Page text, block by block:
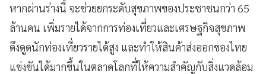
หากผ่านร่างนี้ จะช่วยยกระดับสุขภาพของประชาชนกว่า 65
ล้านคน เพิ่มรายได้จากการท่องเที่ยวและเศรษฐกิจสุขภาพ
ดึงดูดนักท่องเที่ยวรายได้สูง และทำให้สินค้าส่งออกของไทย
แข่งขันได้มากขึ้นในตลาดโลกที่ให้ความสำคัญกับสิ่งแวดล้อม